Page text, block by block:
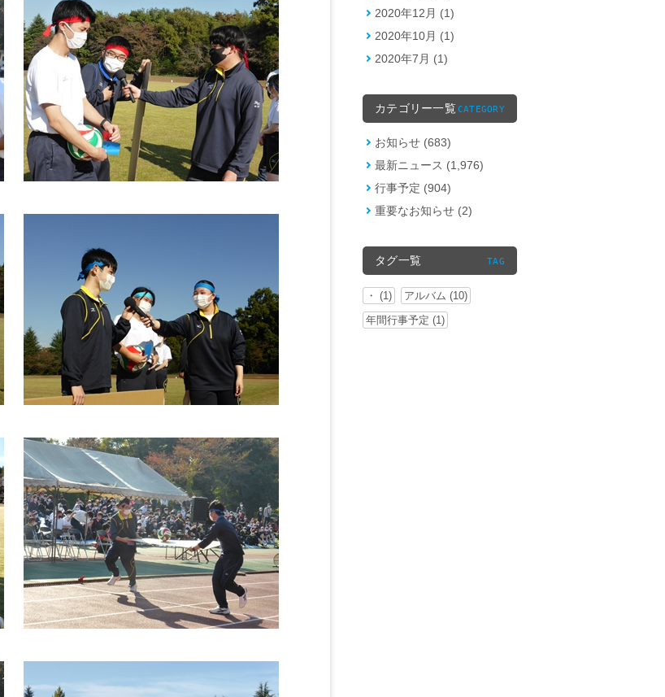
2020年12月 (1)
2020年10月 (1)
2020年7月 (1)
カテゴリー一覧 CATEGORY
お知らせ (683)
最新ニュース (1,976)
行事予定 (904)
重要なお知らせ (2)
タグ一覧 TAG
・ (1)
アルバム (10)
年間行事予定 (1)